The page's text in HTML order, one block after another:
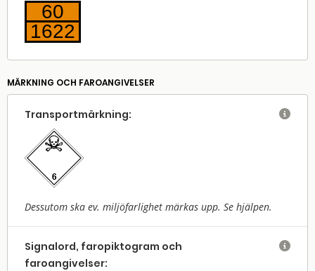
60
1622
MÄRKNING OCH FAROANGIVELSER
Transport­märkning:
Dessutom ska ev. miljöfarlighet märkas upp. Se hjälpen.

Signalord, faropiktogram och
faroangivelser:
